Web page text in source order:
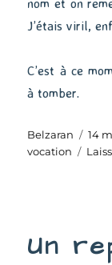
nom et on
J’étais viril,
C’est à ce
à tomber.
Auteur
Belzaran
le
14
vocation
Un